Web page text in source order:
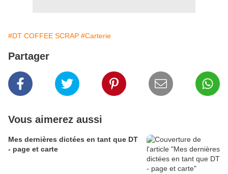
#DT COFFEE SCRAP #Carterie
Partager
Vous aimerez aussi
Mes dernières dictées en tant que DT
- page et carte